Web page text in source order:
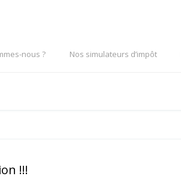
nous ? Nos simulateurs d’impôt
!!!